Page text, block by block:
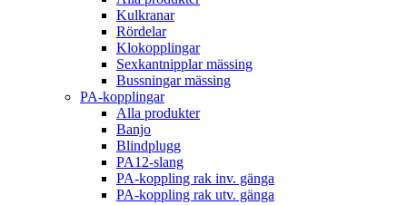
Kulkranar
Rördelar
Klokopplingar
Sexkantnipplar mässing
Bussningar mässing
PA-kopplingar
Alla produkter
Banjo
Blindplugg
PA12-slang
PA-koppling rak inv. gänga
PA-koppling rak utv. gänga